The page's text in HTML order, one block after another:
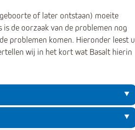
of later ontstaan) moeite
de oorzaak van de problemen nog
problemen komen. Hieronder leest u
wij in het kort wat Basalt hierin